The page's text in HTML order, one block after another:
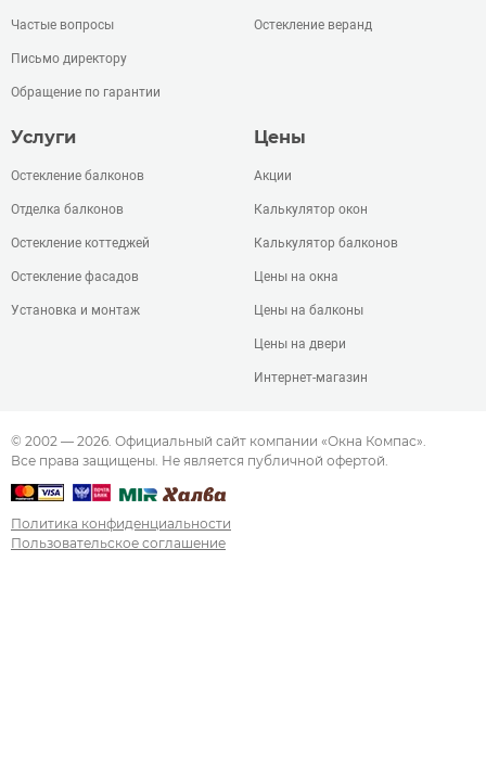
Частые вопросы
Письмо директору
Обращение по гарантии
Остекление веранд
Услуги
Остекление балконов
Отделка балконов
Остекление коттеджей
Остекление фасадов
Установка и монтаж
Цены
Акции
Калькулятор окон
Калькулятор балконов
Цены на окна
Цены на балконы
Цены на двери
Интернет-магазин
© 2002 — 2026. Официальный сайт компании «Окна Компас».
Все права защищены. Не является публичной офертой.
Политика конфиденциальности
Пользовательское соглашение